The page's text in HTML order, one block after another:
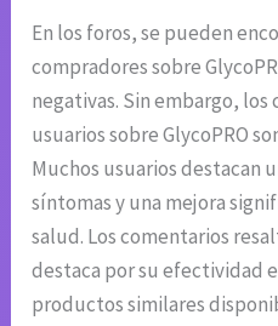
En los foros, se pueden
compradores sobre
negativas. Sin embargo, los
usuarios sobre GlycoPRO
Muchos usuarios destacan
síntomas y una mejora
salud. Los comentarios
destaca por su efectividad
productos similares